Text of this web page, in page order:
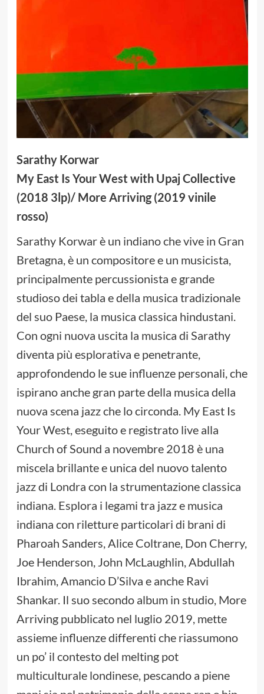
Sarathy Korwar
My East Is Your West with Upaj Collective
(2018 3lp)/ More Arriving (2019 vinile
rosso)
Sarathy Korwar è un indiano che vive in Gran
Bretagna, è un compositore e un musicista,
principalmente percussionista e grande
studioso dei tabla e della musica tradizionale
del suo Paese, la musica classica hindustani.
Con ogni nuova uscita la musica di Sarathy
diventa più esplorativa e penetrante,
approfondendo le sue influenze personali, che
ispirano anche gran parte della musica della
nuova scena jazz che lo circonda. My East Is
Your West, eseguito e registrato live alla
Church of Sound a novembre 2018 è una
miscela brillante e unica del nuovo talento
jazz di Londra con la strumentazione classica
indiana. Esplora i legami tra jazz e musica
indiana con riletture particolari di brani di
Pharoah Sanders, Alice Coltrane, Don Cherry,
Joe Henderson, John McLaughlin, Abdullah
Ibrahim, Amancio D’Silva e anche Ravi
Shankar. Il suo secondo album in studio, More
Arriving pubblicato nel luglio 2019, mette
assieme influenze differenti che riassumono
un po’ il contesto del melting pot
multiculturale londinese, pescando a piene